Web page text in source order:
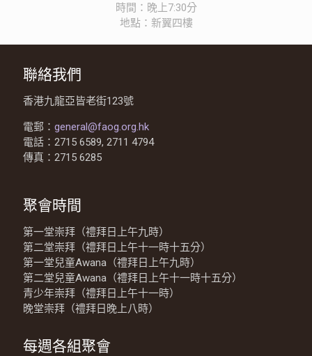
時間：晚上7:30分
地點：新翼四樓
聯絡我們
香港九龍亞皆老街123號
電郵： general@faog.org.hk
電話：2715 6589, 2711 4794
傳真：2715 6285
聚會時間
第一堂崇拜（禮拜日上午九時）
第二堂崇拜（禮拜日上午十一時十五分）
第一堂兒童Awana（禮拜日上午九時）
第二堂兒童Awana（禮拜日上午十一時十五分）
青少年崇拜（禮拜日上午十一時）
晚堂崇拜（禮拜日晚上八時）
每週各組聚會